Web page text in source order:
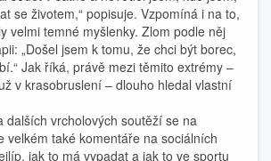
se životem,“ popisuje. Vzpomíná i na to,
velmi temné myšlenky. Zlom podle něj
„Došel jsem k tomu, že chci být borec,
Jak říká, právě mezi těmito extrémy –
v krasobruslení – dlouho hledal vlastní
dalších vrcholových soutěží se na
velkém také komentáře na sociálních
jak to má vypadat a jak to ve sportu